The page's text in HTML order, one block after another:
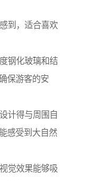
到，适合喜欢
钢化玻璃和结
保游客的安
计得与周围自
感受到大自然
觉效果能够吸